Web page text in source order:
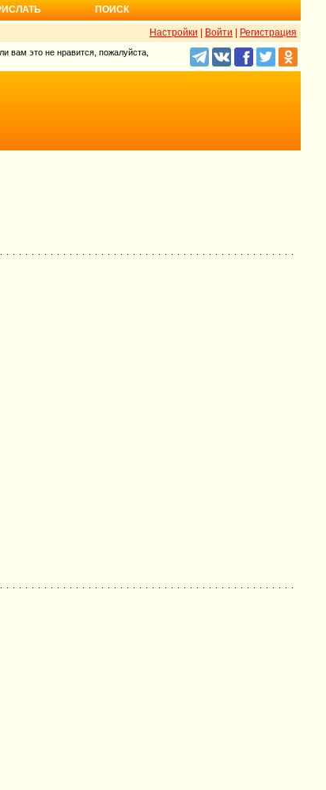
ПОИСК
Настройки Войти Регистрация
вам это не нравится, пожалуйста,